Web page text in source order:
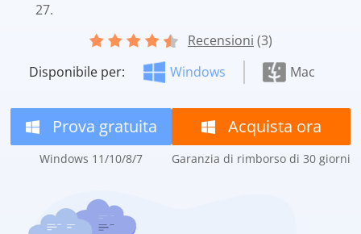
27.
Recensioni (3)
Disponibile per:
Windows Mac
Prova gratuita
Windows 11/10/8/7
Acquista ora
Garanzia di rimborso di 30 giorni